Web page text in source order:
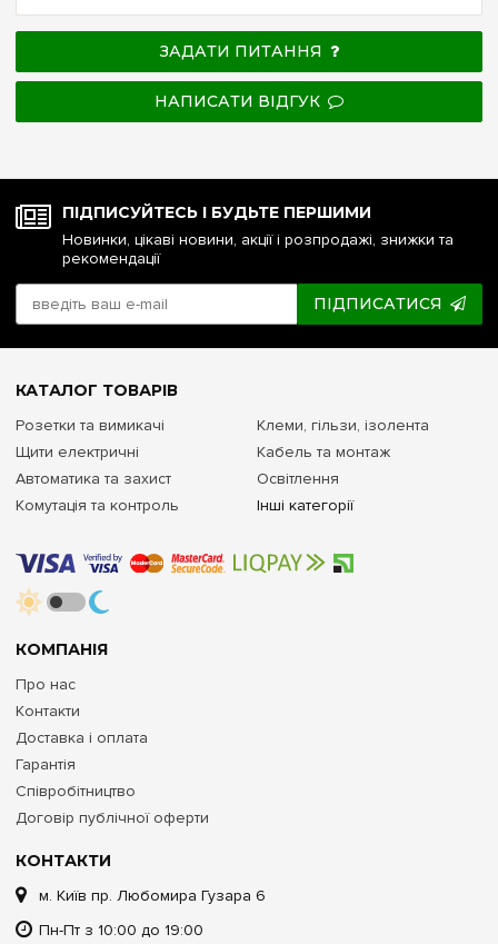
ЗАДАТИ ПИТАННЯ
НАПИСАТИ ВІДГУК
ПІДПИСУЙТЕСЬ І БУДЬТЕ ПЕРШИМИ
Новинки, цікаві новини, акції і розпродажі, знижки та
рекомендації
ПІДПИСАТИСЯ
КОНТАКТИ
м. Київ пр. Любомира Гузара 6
Пн-Пт з 10:00 до 19:00
КОМПАНІЯ
Про нас
Контакти
Доставка і оплата
Гарантія
Співробітництво
Договір публічної оферти
КАТАЛОГ ТОВАРІВ
Розетки та вимикачі
Щити електричні
Автоматика та захист
Комутація та контроль
Клеми, гільзи, ізолента
Кабель та монтаж
Освітлення
Інші категорії